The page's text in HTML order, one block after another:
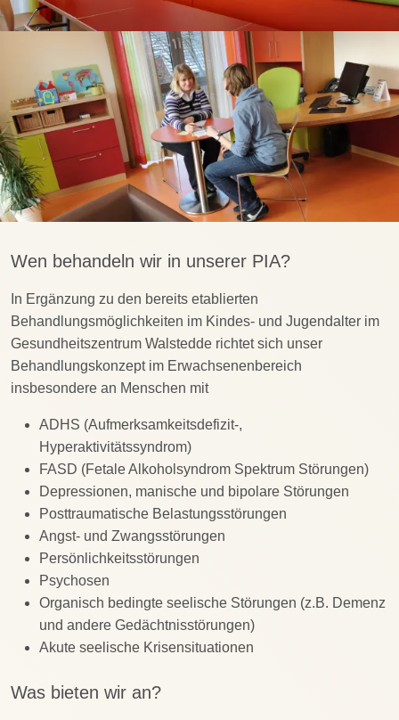
Wen behandeln wir in unserer PIA?
In Ergänzung zu den bereits etablierten
Behandlungsmöglichkeiten im Kindes- und Jugendalter im
Gesundheitszentrum Walstedde richtet sich unser
Behandlungskonzept im Erwachsenenbereich
insbesondere an Menschen mit
ADHS (Aufmerksamkeitsdefizit-,
Hyperaktivitätssyndrom)
FASD (Fetale Alkoholsyndrom Spektrum Störungen)
Depressionen, manische und bipolare Störungen
Posttraumatische Belastungsstörungen
Angst- und Zwangsstörungen
Persönlichkeitsstörungen
Psychosen
Organisch bedingte seelische Störungen (z.B. Demenz
und andere Gedächtnisstörungen)
Akute seelische Krisensituationen
Was bieten wir an?